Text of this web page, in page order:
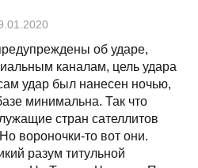
об ударе,
каналам, цель удара
удар был нанесен ночью,
минимальна. Так что
стран сателлитов
вороночки-то вот они.
разум титульной